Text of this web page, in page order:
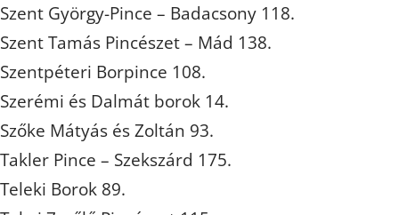
Szent György-Pince – Badacsony 118.
Szent Tamás Pincészet – Mád 138.
Szentpéteri Borpince 108.
Szerémi és Dalmát borok 14.
Szőke Mátyás és Zoltán 93.
Takler Pince – Szekszárd 175.
Teleki Borok 89.